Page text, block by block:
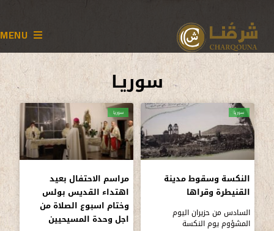
MENU
سوريـا
سوريا
النكسة وسقوط مدينة
القنيطرة وقراها
السادس من حزيران اليوم
المشؤوم يوم النكسة
سوريا
مراسم الاحتفال بعيد
اهتداء القديس بولس
وختام اسبوع الصلاة من
اجل وحدة المسيحيين